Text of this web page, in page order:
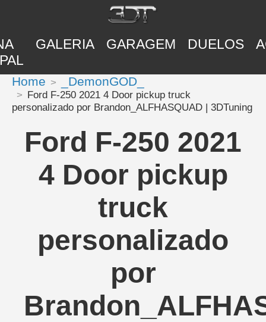
GALERIA GARAGEM DUELOS
Home _DemonGOD_
Ford F-250 2021 4 Door pickup truck
personalizado por Brandon_ALFHASQUAD | 3DTuning
Ford F-250 2021
4 Door pickup
truck
personalizado
por